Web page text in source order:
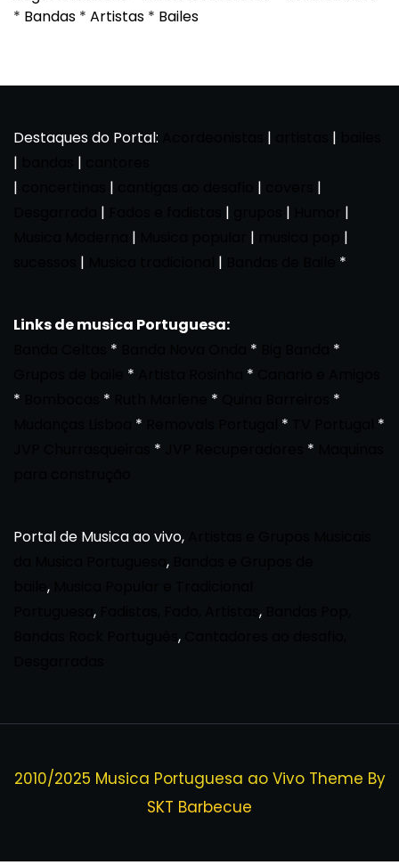
* Bandas * Artistas * Bailes
Destaques do Portal: | |
|
|
|
| |
|
| | |
|
| |
|
| | *
Links de musica Portuguesa:
* *
*
* *
*
* *
*
* *
*
* *
Portal de Musica ao vivo,
,
,
, ,
,
2010/2025 Musica Portuguesa ao Vivo Theme By
SKT Barbecue